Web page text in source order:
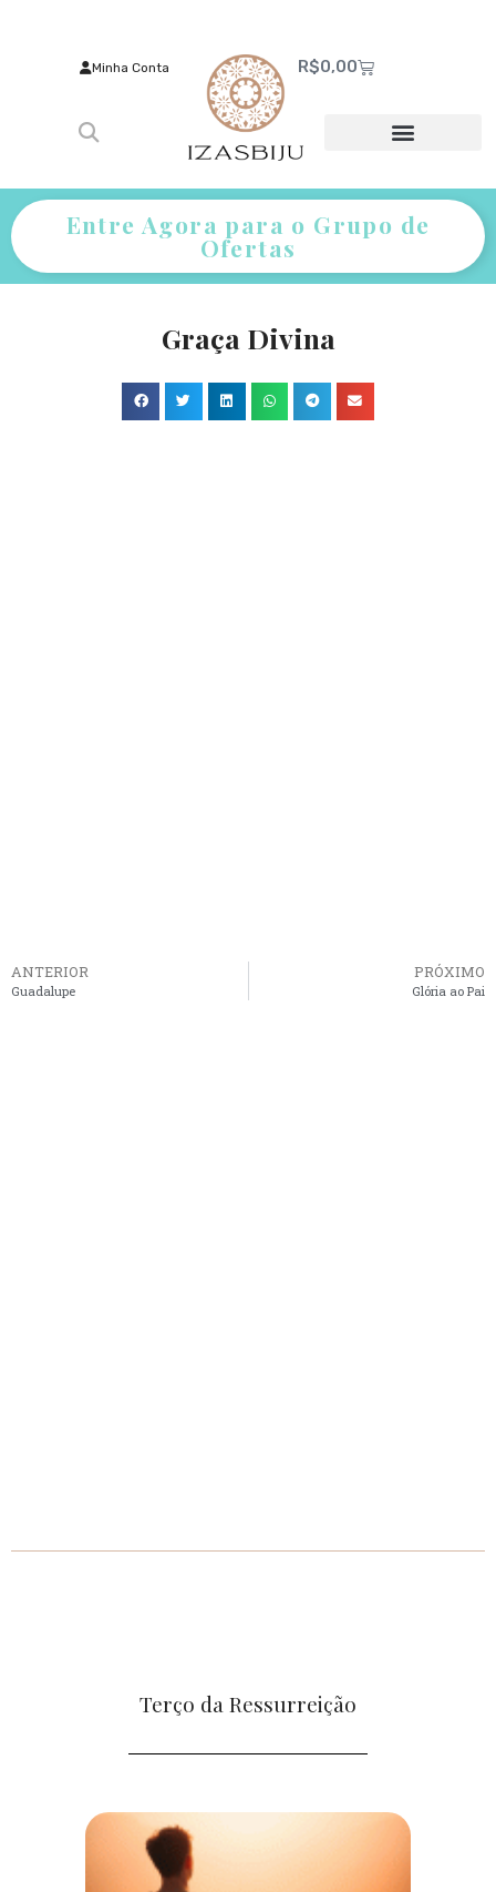
Minha Conta R$0,00
Entre Agora para o Grupo de
Ofertas
Graça Divina
ANTERIOR
Guadalupe
PRÓXIMO
Glória ao Pai
Terço da Ressurreição